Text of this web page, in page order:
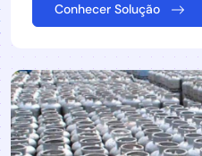
Conhecer Solução